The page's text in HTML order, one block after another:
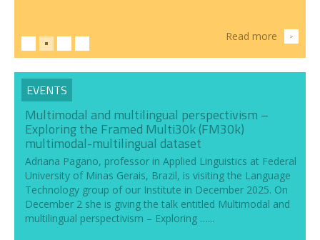
Read more >
EVENTS
Multimodal and multilingual perspectivism –
Exploring the Framed Multi30k (FM30k)
multimodal-multilingual dataset
Adriana Pagano, professor in Applied Linguistics at Federal
University of Minas Gerais, Brazil, is visiting the Language
Technology group of our Institute in December 2025. On
December 2 she is giving the talk entitled Multimodal and
multilingual perspectivism – Exploring …...